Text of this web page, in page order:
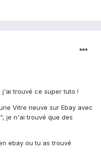
j'ai trouvé ce super tuto !
Vitre neuve sur Ebay avec
je n'ai trouvé que des
ebay ou tu as trouvé